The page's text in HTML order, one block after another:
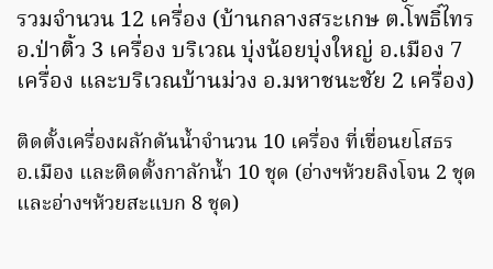
รวมจํานวน 12 เครื่อง (บ้านกลางสระเกษ ต.โพธิ์ไทร
อ.ป่าติ้ว 3 เครื่อง บริเวณ บุ่งน้อยบุ่งใหญ่ อ.เมือง 7
เครื่อง และบริเวณบ้านม่วง อ.มหาชนะชัย 2 เครื่อง)
ติดตั้งเครื่องผลักดันน้ําจํานวน 10 เครื่อง ที่เขื่อนยโสธร
อ.เมือง และติดตั้งกาลักน้ํา 10 ชุด (อ่างฯห้วยลิงโจน 2 ชุด
และอ่างฯห้วยสะแบก 8 ชุด)